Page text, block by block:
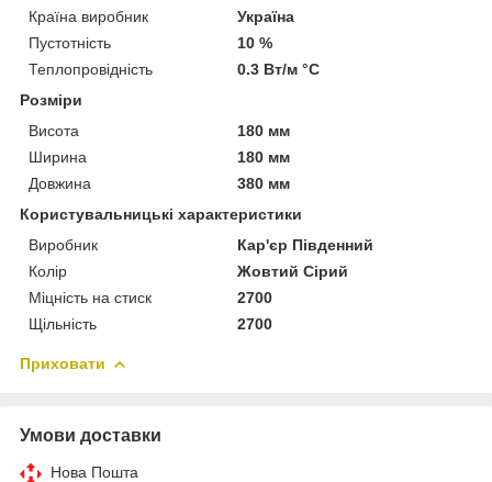
Країна виробник
Україна
Пустотність
10 %
Теплопровідність
0.3 Вт/м °С
Розміри
Висота
180 мм
Ширина
180 мм
Довжина
380 мм
Користувальницькі характеристики
Виробник
Кар'єр Південний
Колір
Жовтий Сірий
Міцність на стиск
2700
Щільність
2700
Приховати
Умови доставки
Нова Пошта